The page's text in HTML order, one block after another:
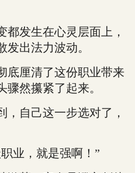
发生在心灵层面上，
出法力波动。
厘清了这份职业带来
然攥紧了起来。
自己这一步选对了，
业，就是强啊！”